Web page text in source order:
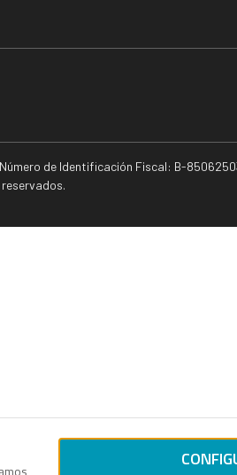
de Identificación Fiscal: B-